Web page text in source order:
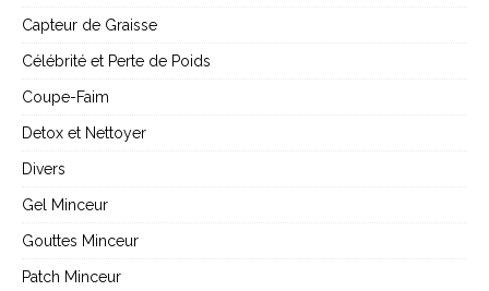
Capteur de Graisse
Célébrité et Perte de Poids
Coupe-Faim
Detox et Nettoyer
Divers
Gel Minceur
Gouttes Minceur
Patch Minceur